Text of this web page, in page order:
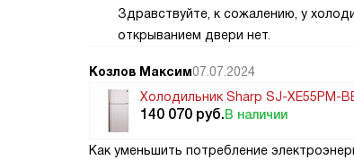
Здравствуйте, к сожалению, у
открыванием двери нет.
Козлов Максим07.07.2024
Холодильник Sharp SJ-XE55PM-
140 070 руб.В наличии
Как уменьшить потребление